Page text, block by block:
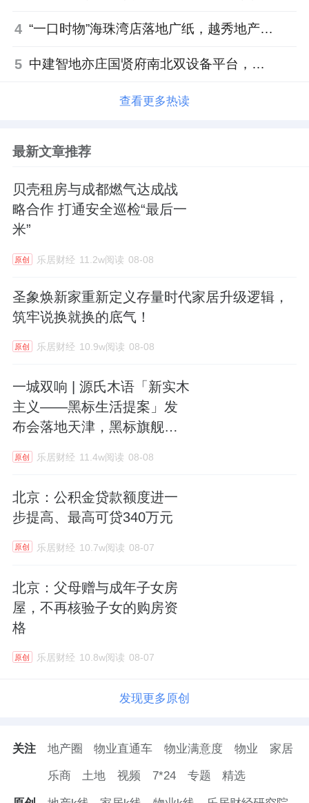
4 “一口时物”海珠湾店落地广纸，越秀地产以“新鲜现制”商业新场景打造社区高品质生活
5 中建智地亦庄国贤府南北双设备平台，得房率创区域新高
查看更多热读
最新文章推荐
贝壳租房与成都燃气达成战
略合作 打通安全巡检“最后一
米”
原创 乐居财经 11.2w阅读 08-08
圣象焕新家重新定义存量时代家居升级逻辑，
筑牢说换就换的底气！
原创 乐居财经 10.9w阅读 08-08
一城双响 | 源氏木语「新实木
主义——黑标生活提案」发
布会落地天津，黑标旗舰店
原创 乐居财经 11.4w阅读 08-08
北京：公积金贷款额度进一
步提高、最高可贷340万元
原创 乐居财经 10.7w阅读 08-07
北京：父母赠与成年子女房
屋，不再核验子女的购房资
格
原创 乐居财经 10.8w阅读 08-07
发现更多原创
关注 地产圈 物业直通车 物业满意度 物业 家居
乐商 土地 视频 7*24 专题 精选